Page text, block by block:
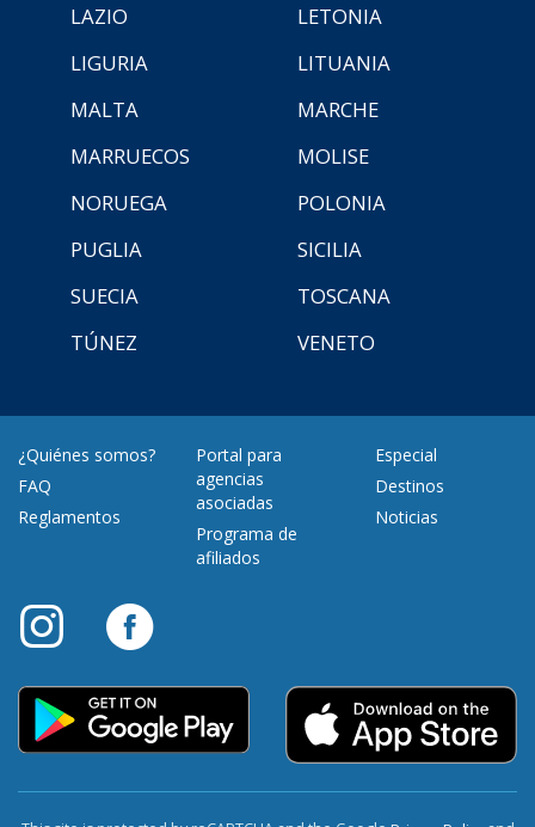
LAZIO
LETONIA
LIGURIA
LITUANIA
MALTA
MARCHE
MARRUECOS
MOLISE
NORUEGA
POLONIA
PUGLIA
SICILIA
SUECIA
TOSCANA
TÚNEZ
VENETO
¿Quiénes somos?
FAQ
Reglamentos
Portal para
agencias
asociadas
Programa de
afiliados
Especial
Destinos
Noticias